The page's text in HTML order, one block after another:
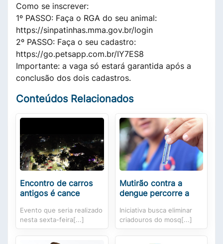
Como se inscrever:
1º PASSO: Faça o RGA do seu animal:
https://sinpatinhas.mma.gov.br/login
2º PASSO: Faça o seu cadastro:
https://go.petsapp.com.br/IY7ES8
Importante: a vaga só estará garantida após a
conclusão dos dois cadastros.
Conteúdos Relacionados
Encontro de carros
antigos é cance
Evento que seria realizado
nesta sexta-feira[...]
Mutirão contra a
dengue percorre a
Iniciativa busca eliminar
criadouros do mosq[...]